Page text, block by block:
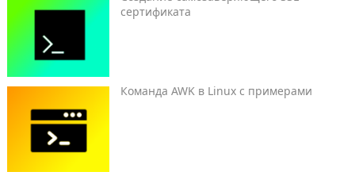
сертификата
Команда AWK в Linux с примерами